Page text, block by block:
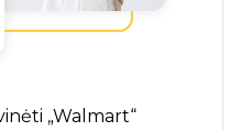
„Walmart“